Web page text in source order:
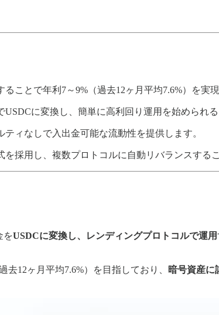
ことで年利7～9%（過去12ヶ月平均7.6%）を実
に変換し、簡単に高利回り運用を始められ
ィなしで入出金可能な流動性を提供します。
採用し、複数プロトコルに自動リバランスする
をUSDCに変換し、レンディングプロトコルで運用
12ヶ月平均7.6%）を目指しており、
暗号資産に